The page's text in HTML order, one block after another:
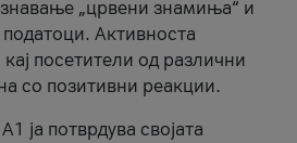
„црвени знамиња“ и
Активноста
посетители од различни
со позитивни реакции.
ја потврдува својата